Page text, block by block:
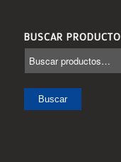
BUSCAR PRODUCTO
Buscar